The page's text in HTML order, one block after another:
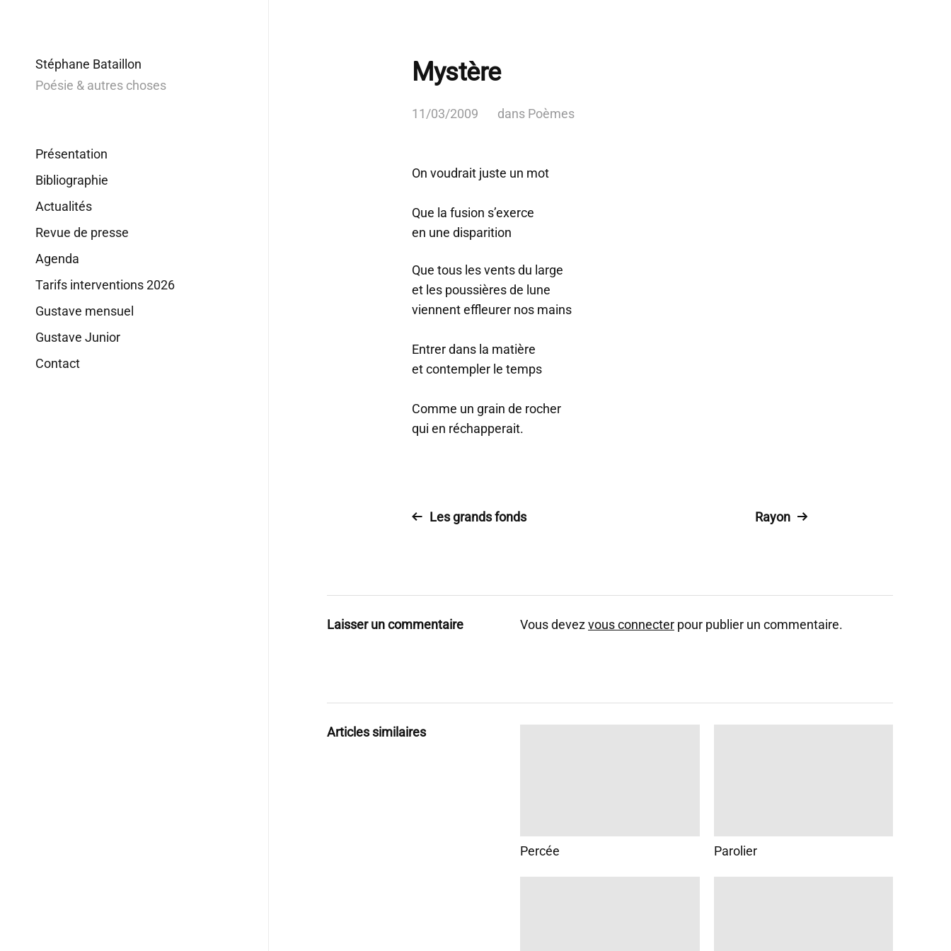
Stéphane Bataillon
Poésie & autres choses
Présentation
Bibliographie
Actualités
Revue de presse
Agenda
Tarifs interventions 2026
Gustave mensuel
Gustave Junior
Contact
Mystère
11/03/2009 dans Poèmes
On voudrait juste un mot
Que la fusion s’exerce
en une disparition
Que tous les vents du large
et les poussières de lune
viennent effleurer nos mains
Entrer dans la matière
et contempler le temps
Comme un grain de rocher
qui en réchapperait.
Les grands fonds Rayon
Laisser un commentaire Vous devezvous connecter pour publier un commentaire.
Articles similaires
Percée Parolier